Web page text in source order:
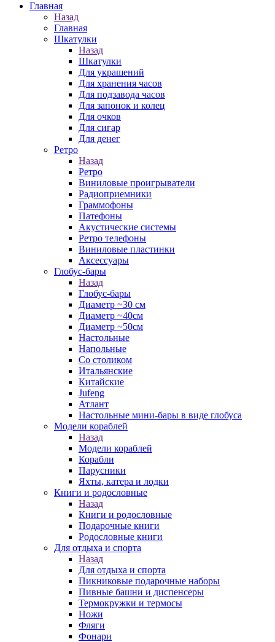
Главная
Назад
Главная
Шкатулки
Назад
Шкатулки
Для украшений
Для хранения часов
Для подзавода часов
Для запонок и колец
Для очков
Для сигар
Для денег
Ретро
Назад
Ретро
Виниловые проигрыватели
Радиоприемники
Граммофоны
Патефоны
Акустические системы
Ретро телефоны
Виниловые пластинки
Аксессуары
Глобус-бары
Назад
Глобус-бары
Диаметр ~30 см
Диаметр ~40см
Диаметр ~50см
Настольные
Напольные
Со столиком
Итальянские
Китайские
Jufeng
Атлант
Настольные мини-бары в виде глобуса
Модели кораблей
Назад
Модели кораблей
Корабли
Парусники
Яхты, катера и лодки
Книги и родословные
Назад
Книги и родословные
Подарочные книги
Родословные книги
Для отдыха и спорта
Назад
Для отдыха и спорта
Пикниковые подарочные наборы
Пивные башни и диспенсеры
Термокружки и термосы
Ножи
Фляги
Фонари